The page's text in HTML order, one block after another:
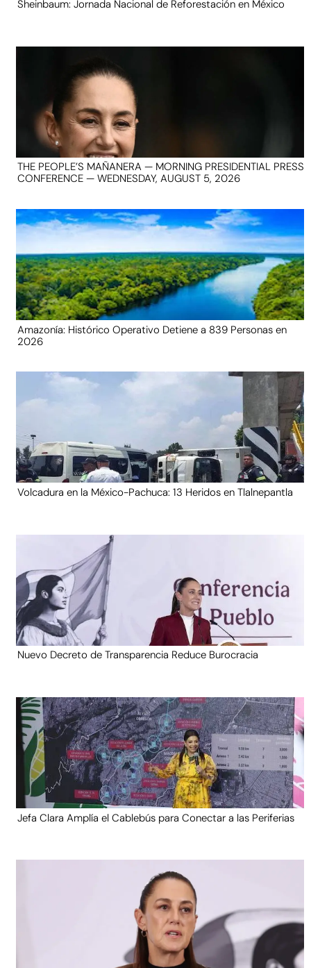
Sheinbaum: Jornada Nacional de Reforestación en México
THE PEOPLE’S MAÑANERA — MORNING PRESIDENTIAL PRESS
CONFERENCE — WEDNESDAY, AUGUST 5, 2026
Amazonía: Histórico Operativo Detiene a 839 Personas en
2026
Volcadura en la México-Pachuca: 13 Heridos en Tlalnepantla
Nuevo Decreto de Transparencia Reduce Burocracia
Jefa Clara Amplía el Cablebús para Conectar a las Periferias